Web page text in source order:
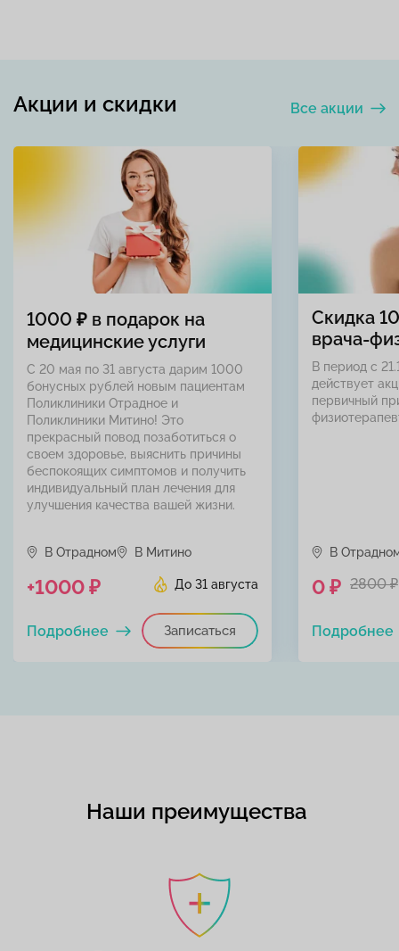
Все акции
Акции и скидки
1000 ₽ в подарок на
медицинские услуги
С 20 мая по 31 августа дарим 1000
бонусных рублей новым пациентам
Поликлиники Отрадное и
Поликлиники Митино! Это
прекрасный повод позаботиться о
своем здоровье, выяснить причины
беспокоящих симптомов и получить
индивидуальный план лечения для
улучшения качества вашей жизни.
В Отрадном В Митино
До 31 августа
+1000 ₽
Записаться
Подробнее
Скидка
врача-
В период с
действует
первичный
В
0 ₽ 2800 ₽
Подробнее
Наши преимущества